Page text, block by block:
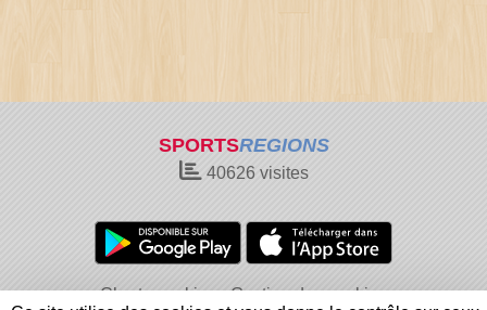
SPORTSREGIONS
40626visites
Charte cookies
Gestion des cookies